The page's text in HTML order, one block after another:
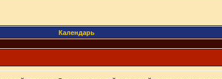
Календарь